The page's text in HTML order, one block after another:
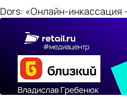
Dors: «Онлайн-инкассация